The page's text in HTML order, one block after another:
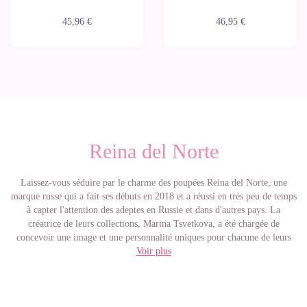
45,96 € 46,95 €
Reina del Norte
Laissez-vous séduire par le charme des poupées Reina del Norte, une
marque russe qui a fait ses débuts en 2018 et a réussi en très peu de temps
à capter l'attention des adeptes en Russie et dans d'autres pays. La
créatrice de leurs collections, Marina Tsvetkova, a été chargée de
concevoir une image et une personnalité uniques pour chacune de leurs
poupées.
Voir plus